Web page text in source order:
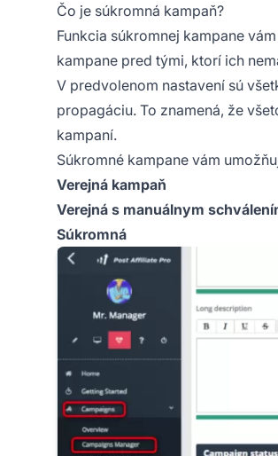
Čo je súkromná kampaň?
Funkcia súkromnej kampane
kampane pred tými, ktorí ich
V predvolenom nastavení sú
propagáciu. To znamená, že
kampaní.
Súkromné kampane vám
Verejná kampaň
Verejná s manuálnym
Súkromná